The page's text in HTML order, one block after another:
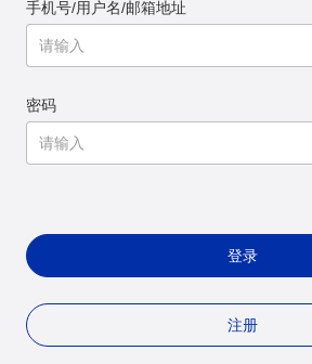
手机号/用户名/邮箱地址
密码
登录
注册